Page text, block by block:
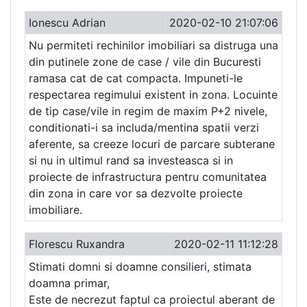
Ionescu Adrian
2020-02-10 21:07:06
Nu permiteti rechinilor imobiliari sa distruga una
din putinele zone de case / vile din Bucuresti
ramasa cat de cat compacta. Impuneti-le
respectarea regimului existent in zona. Locuinte
de tip case/vile in regim de maxim P+2 nivele,
conditionati-i sa includa/mentina spatii verzi
aferente, sa creeze locuri de parcare subterane
si nu in ultimul rand sa investeasca si in
proiecte de infrastructura pentru comunitatea
din zona in care vor sa dezvolte proiecte
imobiliare.
Florescu Ruxandra
2020-02-11 11:12:28
Stimati domni si doamne consilieri, stimata
doamna primar,
Este de necrezut faptul ca proiectul aberant de